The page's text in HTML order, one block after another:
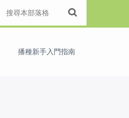
播種新手入門指南